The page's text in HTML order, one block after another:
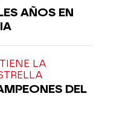
AÑOS EN
LA
DEL